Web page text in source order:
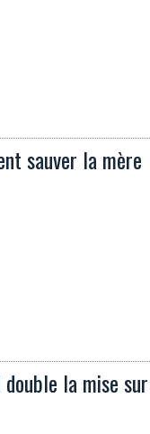
sauver la mère
la mise sur